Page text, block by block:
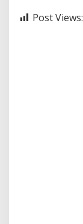
Post Views: